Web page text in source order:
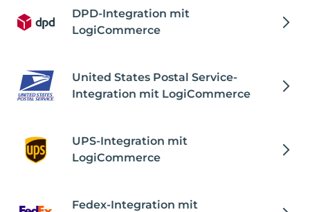
DPD-Integration mit
LogiCommerce
United States Postal Service-
Integration mit LogiCommerce
UPS-Integration mit
LogiCommerce
Fedex-Integration mit